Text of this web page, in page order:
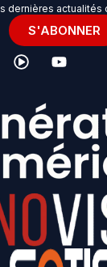
dernières actualités
S'ABONNER